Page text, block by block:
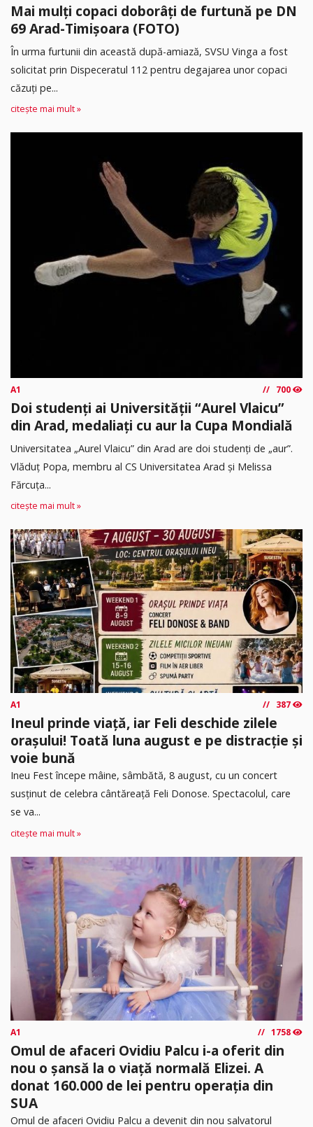
Mai mulți copaci doborâți de furtună pe DN
69 Arad-Timișoara (FOTO)
În urma furtunii din această după-amiază, SVSU Vinga a fost
solicitat prin Dispeceratul 112 pentru degajarea unor copaci
căzuți pe...
citește mai mult »
A1 700
Doi studenți ai Universității “Aurel Vlaicu”
din Arad, medaliați cu aur la Cupa Mondială
Universitatea „Aurel Vlaicu” din Arad are doi studenți de „aur”.
Vlăduț Popa, membru al CS Universitatea Arad și Melissa
Fărcuța...
citește mai mult »
A1 387
Ineul prinde viață, iar Feli deschide zilele
orașului! Toată luna august e pe distracție și
voie bună
Ineu Fest începe mâine, sâmbătă, 8 august, cu un concert
susținut de celebra cântăreață Feli Donose. Spectacolul, care
se va...
citește mai mult »
A1 1758
Omul de afaceri Ovidiu Palcu i-a oferit din
nou o șansă la o viață normală Elizei. A
donat 160.000 de lei pentru operația din
SUA
Omul de afaceri Ovidiu Palcu a devenit din nou salvatorul